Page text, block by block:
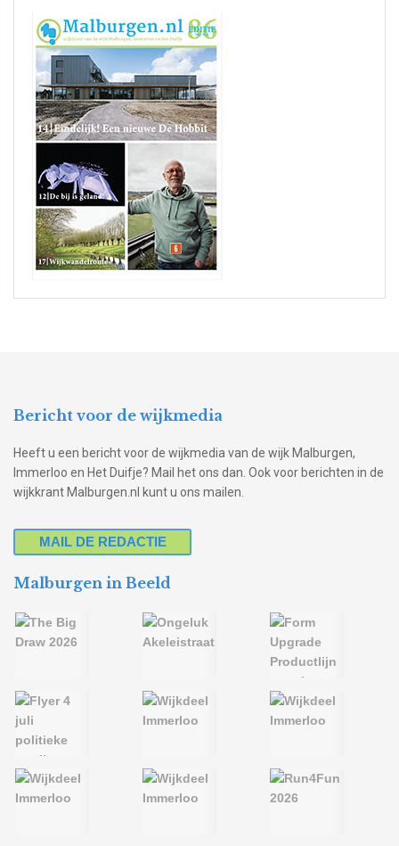
Bericht voor de wijkmedia
Heeft u een bericht voor de wijkmedia van de wijk Malburgen,
Immerloo en Het Duifje? Mail het ons dan. Ook voor berichten in de
wijkkrant Malburgen.nl kunt u ons mailen.
MAIL DE REDACTIE
Malburgen in Beeld